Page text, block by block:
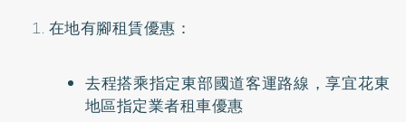
在地有腳租賃優惠：
去程搭乘指定東部國道客運路線，享宜花東
地區指定業者租車優惠